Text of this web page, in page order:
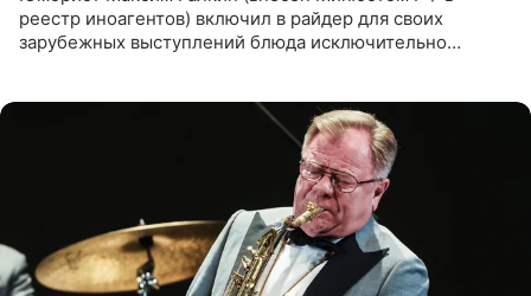
реестр иноагентов) включил в райдер для своих
зарубежных выступлений блюда исключительно